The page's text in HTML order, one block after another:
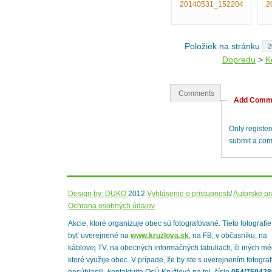
20140531_152204
Položiek na stránku
Dopredu >
Comments
Add
Only
submit a
Design by: DUKO 2012 Vyhlásenie o prístupnosti/Autorské
Ochrana osobných údajov
Akcie, ktoré organizuje obec sú fotografované. Tieto
byť uverejnené na www.kruzlova.sk, na FB, v občasníku, na
káblovej TV, na obecných informačných tabuliach, či iných
ktoré využije obec. V prípade, že by ste s uverejnením